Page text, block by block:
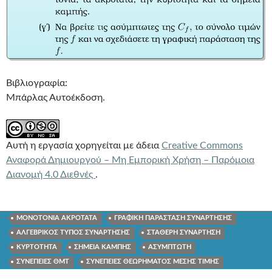
Βιβλιογραφία:
Μπάρλας Αυτοέκδοση.
Αυτή η εργασία χορηγείται με άδεια Creative Commons
Αναφορά Δημιουργού – Μη Εμπορική Χρήση – Παρόμοια
Διανομή 4.0 Διεθνές .
ΜΟΝΟΤΟΝΙΑ ΑΚΡΟΤΑΤΑ ΓΡΑΦΙΚΗ ΠΑΡΑΣΤΑΣΗ ΣΥΝΑΡΤΗΣΗΣ
ΑΛΓΕΒΡΙΚΟΣ ΤΥΠΟΣ ΣΥΝΑΡΤΗΣΗΣ ΣΤΑΘΕΡΗ ΣΥΝΑΡΤΗΣΗ
ΚΥΡΤΟΤΗΤΑ ΣΗΜΕΙΑ ΚΑΜΠΗΣ ΑΣΥΜΠΤΩΤΗ
ΣΥΝΕΠΕΙΕΣ ΘΜΤ ΣΥΝΕΠΕΙΕΣ ΘΕΩΡΗΜΑΤΟΣ ΜΕΣΗΣ ΤΙΜΗΣ